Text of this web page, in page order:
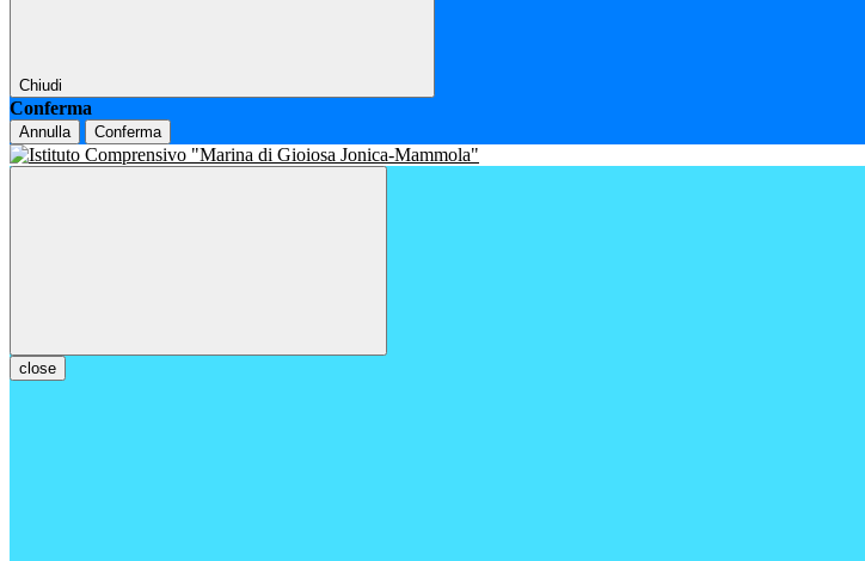
Chiudi
Conferma
Annulla Conferma
close